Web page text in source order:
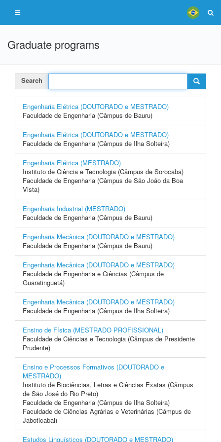
Graduate programs
Search
Engenharia Elétrica (DOUTORADO e MESTRADO)
Faculdade de Engenharia (Câmpus de Bauru)
Engenharia Elétrica (DOUTORADO e MESTRADO)
Faculdade de Engenharia (Câmpus de Ilha Solteira)
Engenharia Elétrica (MESTRADO)
Instituto de Ciência e Tecnologia (Câmpus de Sorocaba)
Faculdade de Engenharia (Câmpus de São João da Boa
Vista)
Engenharia Industrial (MESTRADO)
Faculdade de Engenharia (Câmpus de Bauru)
Engenharia Mecânica (DOUTORADO e MESTRADO)
Faculdade de Engenharia (Câmpus de Bauru)
Engenharia Mecânica (DOUTORADO e MESTRADO)
Faculdade de Engenharia e Ciências (Câmpus de
Guaratinguetá)
Engenharia Mecânica (DOUTORADO e MESTRADO)
Faculdade de Engenharia (Câmpus de Ilha Solteira)
Ensino de Física (MESTRADO PROFISSIONAL)
Faculdade de Ciências e Tecnologia (Câmpus de Presidente
Prudente)
Ensino e Processos Formativos (DOUTORADO e
MESTRADO)
Instituto de Biociências, Letras e Ciências Exatas (Câmpus
de São José do Rio Preto)
Faculdade de Engenharia (Câmpus de Ilha Solteira)
Faculdade de Ciências Agrárias e Veterinárias (Câmpus de
Jaboticabal)
Estudos Linguísticos (DOUTORADO e MESTRADO)